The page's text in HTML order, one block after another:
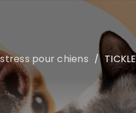
pour chiens /